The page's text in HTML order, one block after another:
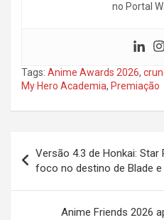
no Portal
Tags: Anime Awards 2026,
My Hero Academia, Premiação
de
Post
Versão 4.3 de Honkai:
foco no destino de Blade
Anime Friends 2026